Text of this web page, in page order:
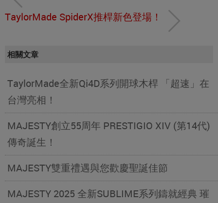
TaylorMade SpiderX推桿新色登場！
相關文章
TaylorMade全新Qi4D系列開球木桿 「超速」在
台灣亮相！
MAJESTY創立55周年 PRESTIGIO XIV (第14代)
傳奇誕生！
MAJESTY雙重禮遇與您歡慶聖誕佳節
MAJESTY 2025 全新SUBLIME系列鑄就經典 璀